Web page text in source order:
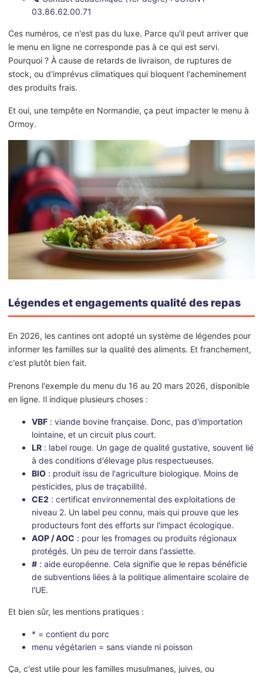
03.86.62.00.71
Ces numéros, ce n'est pas du luxe. Parce qu'il peut arriver que
le menu en ligne ne corresponde pas à ce qui est servi.
Pourquoi ? À cause de retards de livraison, de ruptures de
stock, ou d'imprévus climatiques qui bloquent l'acheminement
des produits frais.
Et oui, une tempête en Normandie, ça peut impacter le menu à
Ormoy.
Légendes et engagements qualité des repas
En 2026, les cantines ont adopté un système de légendes pour
informer les familles sur la qualité des aliments. Et franchement,
c'est plutôt bien fait.
Prenons l'exemple du menu du 16 au 20 mars 2026, disponible
en ligne. Il indique plusieurs choses :
VBF : viande bovine française. Donc, pas d'importation
lointaine, et un circuit plus court.
LR : label rouge. Un gage de qualité gustative, souvent lié
à des conditions d'élevage plus respectueuses.
BIO : produit issu de l'agriculture biologique. Moins de
pesticides, plus de traçabilité.
CE2 : certificat environnemental des exploitations de
niveau 2. Un label peu connu, mais qui prouve que les
producteurs font des efforts sur l'impact écologique.
AOP / AOC : pour les fromages ou produits régionaux
protégés. Un peu de terroir dans l'assiette.
# : aide européenne. Cela signifie que le repas bénéficie
de subventions liées à la politique alimentaire scolaire de
l'UE.
Et bien sûr, les mentions pratiques :
* = contient du porc
menu végétarien = sans viande ni poisson
Ça, c'est utile pour les familles musulmanes, juives, ou